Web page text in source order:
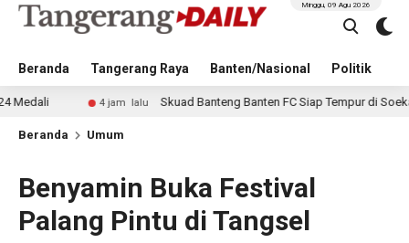
Beranda Tangerang Raya Banten/Nasional Politik
Minggu, 09 Agu 2026
4 jam lalu Skuad Banteng Banten FC Siap Tempur di Soekarno Cup
Beranda Umum
Benyamin Buka Festival
Palang Pintu di Tangsel